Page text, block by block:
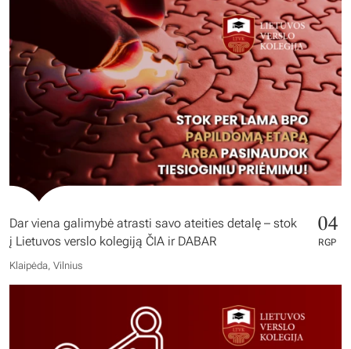
Dar viena galimybė atrasti savo ateities detalę – stok
į Lietuvos verslo kolegiją ČIA ir DABAR
04
RGP
Klaipėda, Vilnius